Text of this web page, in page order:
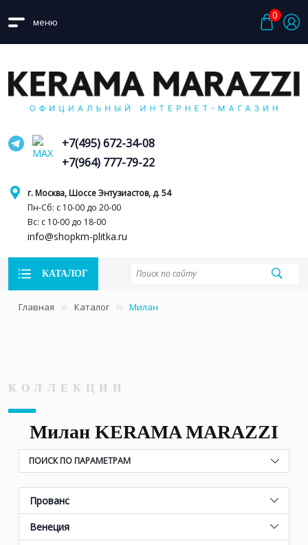
меню
0
г. Москва, Шоссе Энтузиастов, д. 54
Пн-Сб: с 10-00 до 20-00
Вс: с 10-00 до 18-00
info@shopkm-plitka.ru
+7(495) 672-34-08
+7(964) 777-79-22
КАТАЛОГ
Главная Каталог Милан
КОЛЛЕКЦИИ
Милан KERAMA MARAZZI
ПОИСК ПО ПАРАМЕТРАМ
Прованс
Венеция